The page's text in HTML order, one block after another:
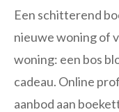
Een schitterend
nieuwe woning of
woning: een bos
cadeau. Online
aanbod aan